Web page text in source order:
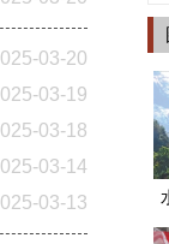
03-20
03-19
03-18
03-14
03-13